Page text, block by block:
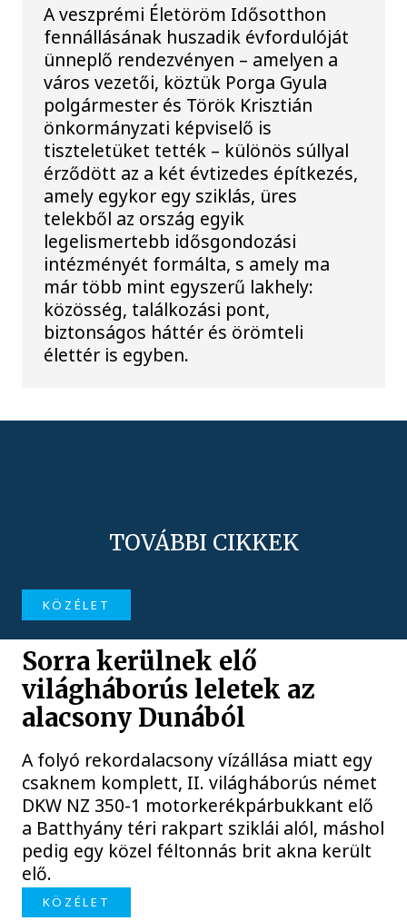
A veszprémi Életöröm Idősotthon
fennállásának huszadik évfordulóját
ünneplő rendezvényen – amelyen a
város vezetői, köztük Porga Gyula
polgármester és Török Krisztián
önkormányzati képviselő is
tiszteletüket tették – különös súllyal
érződött az a két évtizedes építkezés,
amely egykor egy sziklás, üres
telekből az ország egyik
legelismertebb idősgondozási
intézményét formálta, s amely ma
már több mint egyszerű lakhely:
közösség, találkozási pont,
biztonságos háttér és örömteli
élettér is egyben.
TOVÁBBI CIKKEK
KÖZÉLET
Sorra kerülnek elő
világháborús leletek az
alacsony Dunából
A folyó rekordalacsony vízállása miatt egy
csaknem komplett, II. világháborús német
DKW NZ 350-1 motorkerékpárbukkant elő
a Batthyány téri rakpart sziklái alól, máshol
pedig egy közel féltonnás brit akna került
elő.
KÖZÉLET